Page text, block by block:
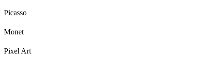
Picasso
Monet
Pixel Art